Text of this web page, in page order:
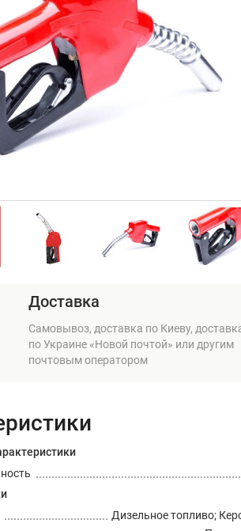
Доставка
Самовывоз, доставка по Киеву,
по Украине «Новой почтой» или другим
почтовым оператором
Дизельное топливо;